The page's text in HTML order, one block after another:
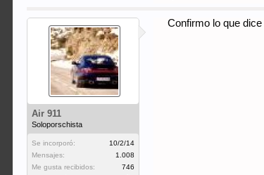
Air 911
Soloporschista
Se incorporó:
10/2/14
Mensajes:
1.008
Me gusta recibidos:
746
Confirmo lo que